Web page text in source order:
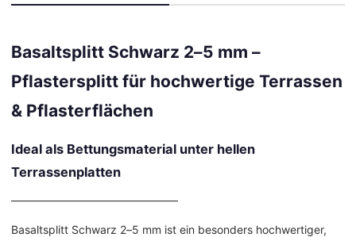
Basaltsplitt Schwarz 2–5 mm –
Pflastersplitt für hochwertige Terrassen
& Pflasterflächen
Ideal als Bettungsmaterial unter hellen
Terrassenplatten
––––––––––––––––––––––––––––––
Basaltsplitt Schwarz 2–5 mm ist ein besonders hochwertiger,